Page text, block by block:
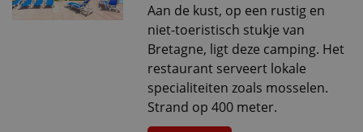
Aan de kust, op een rustig en
niet-toeristisch stukje van
Bretagne, ligt deze camping. Het
restaurant serveert lokale
specialiteiten zoals mosselen.
Strand op 400 meter.